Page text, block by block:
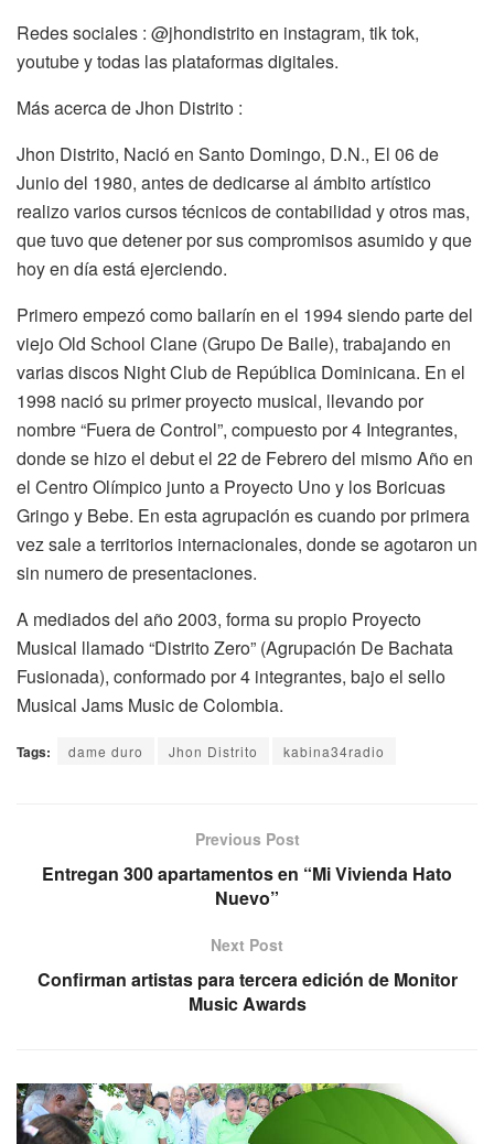
Redes sociales : @jhondistrito en instagram, tik tok,
youtube y todas las plataformas digitales.
Más acerca de Jhon Distrito :
Jhon Distrito, Nació en Santo Domingo, D.N., El 06 de
Junio del 1980, antes de dedicarse al ámbito artístico
realizo varios cursos técnicos de contabilidad y otros mas,
que tuvo que detener por sus compromisos asumido y que
hoy en día está ejerciendo.
Primero empezó como bailarín en el 1994 siendo parte del
viejo Old School Clane (Grupo De Baile), trabajando en
varias discos Night Club de República Dominicana. En el
1998 nació su primer proyecto musical, llevando por
nombre “Fuera de Control”, compuesto por 4 Integrantes,
donde se hizo el debut el 22 de Febrero del mismo Año en
el Centro Olímpico junto a Proyecto Uno y los Boricuas
Gringo y Bebe. En esta agrupación es cuando por primera
vez sale a territorios internacionales, donde se agotaron un
sin numero de presentaciones.
A mediados del año 2003, forma su propio Proyecto
Musical llamado “Distrito Zero” (Agrupación De Bachata
Fusionada), conformado por 4 integrantes, bajo el sello
Musical Jams Music de Colombia.
Tags: dame duro Jhon Distrito kabina34radio
Previous Post
Entregan 300 apartamentos en “Mi Vivienda Hato
Nuevo”
Next Post
Confirman artistas para tercera edición de Monitor
Music Awards